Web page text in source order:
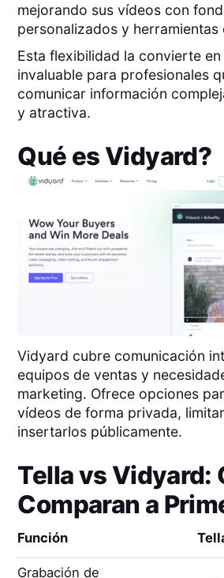
mejorando sus vídeos con
personalizados y herramientas
Esta flexibilidad la convierte
invaluable para profesionales
comunicar información
y atractiva.
Qué esVidyard?
Vidyard cubre comunicación
equipos de ventas y
marketing. Ofrece opciones
vídeos de forma privada,
insertarlos públicamente.
TellavsVidyard:
Comparan a
Función
Grabación de